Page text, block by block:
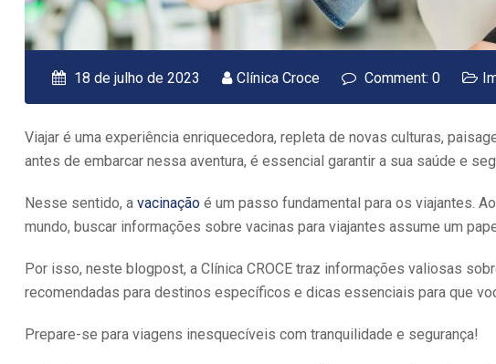
18 de julho de 2023 Clínica Croce Comment: 0
Viajar é uma experiência enriquecedora, repleta de novas culturas,
antes de embarcar nessa aventura, é essencial garantir a sua saúde e
Nesse sentido, a vacinação é um passo fundamental para os viajantes.
mundo, buscar informações sobre vacinas para viajantes assume um
Por isso, neste blogpost, a Clínica CROCE traz informações valiosas
recomendadas para destinos específicos e dicas essenciais para que
Prepare-se para viagens inesquecíveis com tranquilidade e segurança!